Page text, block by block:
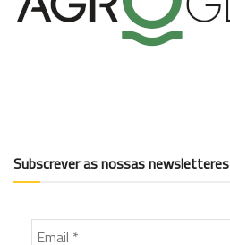
Subscrever as nossas newsletteres